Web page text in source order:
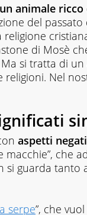
animale
del passato
di Mosè
si tratta di
religioni. Nel
aspetti
macchie”, che
guarda tanto
serpe”, che